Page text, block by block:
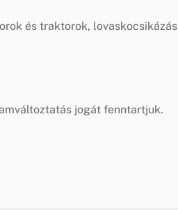
és traktorok, lovaskocsikázás
jogát fenntartjuk.